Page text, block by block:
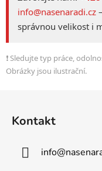
info@nasenaradi.cz
správnou velikost i
❗ Sledujte typ práce,
Obrázky jsou ilustrační.
Kontakt
info@